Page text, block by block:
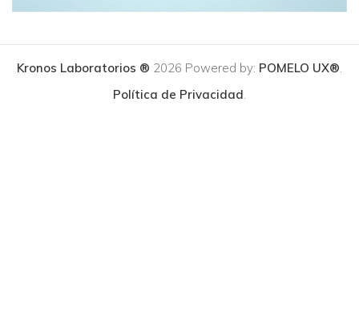
Kronos Laboratorios ® 2026 Powered by: POMELO UX®.
Política de Privacidad.